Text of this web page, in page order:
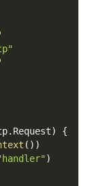
. Request)
{
( ) )
)